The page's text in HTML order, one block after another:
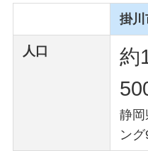
掛
人口
約
静岡
ング